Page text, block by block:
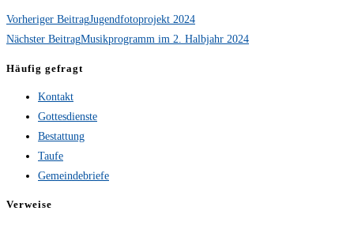
Weitere
Artikel
ansehen
Vorheriger BeitragJugendfotoprojekt 2024
Nächster BeitragMusikprogramm im 2. Halbjahr 2024
Häufig gefragt
Kontakt
Gottesdienste
Bestattung
Taufe
Gemeindebriefe
Verweise